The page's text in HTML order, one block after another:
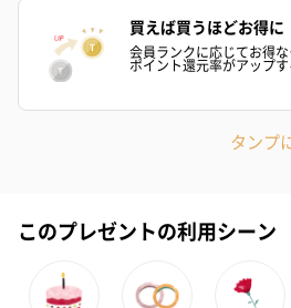
ゼリーバウム カット
麦わらパン
（バナナ
スキンケアグッズ
スキンケアグッズを同梱してお届けし
買えば買うほどお得に
会員ランクに応じてお得
ポイント還元率がアップ
タンプ
このプレゼントの利用シーン